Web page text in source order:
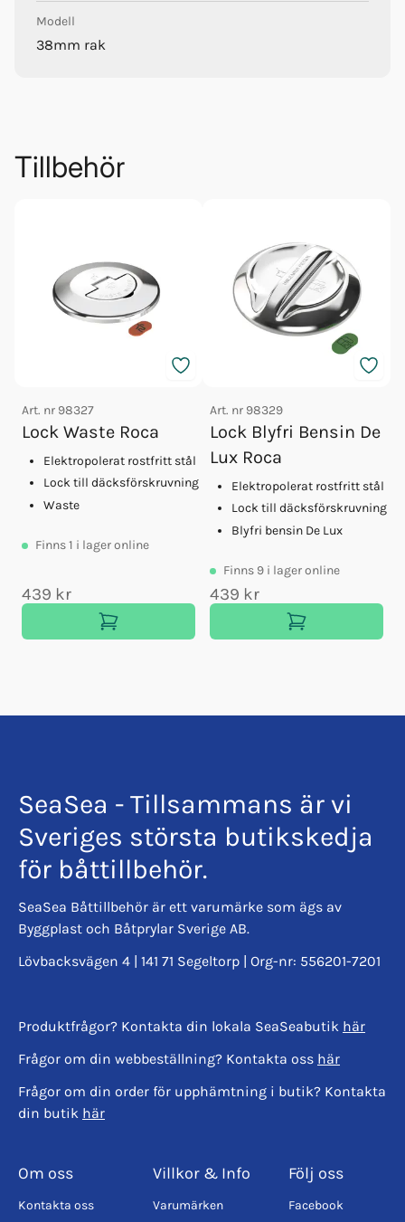
Modell
38mm rak
Tillbehör
Art. nr 98327
Lock Waste Roca
Elektropolerat rostfritt stål
Lock till däcksförskruvning
Waste
Finns1 i lager online
439 kr
Art. nr 98329
Lock Blyfri Bensin De
Lux Roca
Elektropolerat rostfritt stål
Lock till däcksförskruvning
Blyfri bensin De Lux
Finns 9 i lager online
439 kr
SeaSea - Tillsammans är vi
Sveriges största butikskedja
för båttillbehör.
SeaSea Båttillbehör är ett varumärke som ägs av
Byggplast och Båtprylar Sverige AB.
Lövbacksvägen 4 | 141 71 Segeltorp | Org-nr: 556201-7201
Produktfrågor? Kontakta din lokala SeaSeabutik här
Frågor om din webbeställning? Kontakta oss här
Frågor om din order för upphämtning i butik? Kontakta
din butik här
Om oss
Kontakta oss
Villkor & Info
Varumärken
Följ oss
Facebook